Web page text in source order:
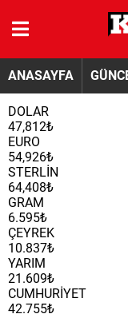
ANASAYFA
DOLAR
47,812₺
EURO
54,926₺
STERLİN
64,408₺
GRAM
6.595₺
ÇEYREK
10.837₺
YARIM
21.609₺
CUMHURİYET
42.755₺